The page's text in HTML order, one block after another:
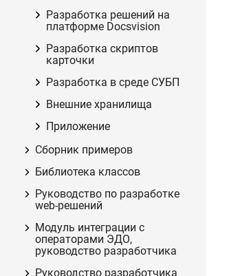
Разработка решений на
платформе Docsvision
Разработка скриптов
карточки
Разработка в среде СУБП
Внешние хранилища
Приложение
Сборник примеров
Библиотека классов
Руководство по разработке
web-решений
Модуль интеграции с
операторами ЭДО,
руководство разработчика
Руководство разработчика